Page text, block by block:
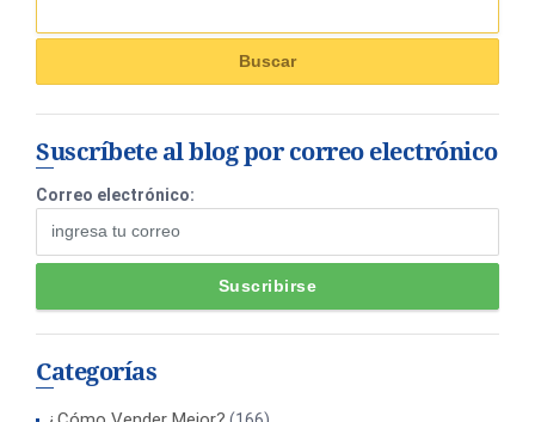
Suscríbete al blog por correo electrónico
Correo electrónico:
Categorías